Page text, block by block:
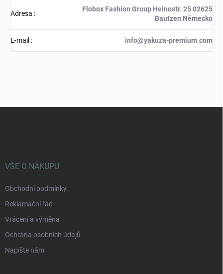
Adresa :
Flobox Fashion Group Heinostr. 25 02625
Bautzen Německo
E-mail : info@yakuza-premium.com
VŠE O NÁKUPU
Obchodní podmínky
Reklamační řád
Vrácení a výměna
Ochrana osobních údajů
Napište nám